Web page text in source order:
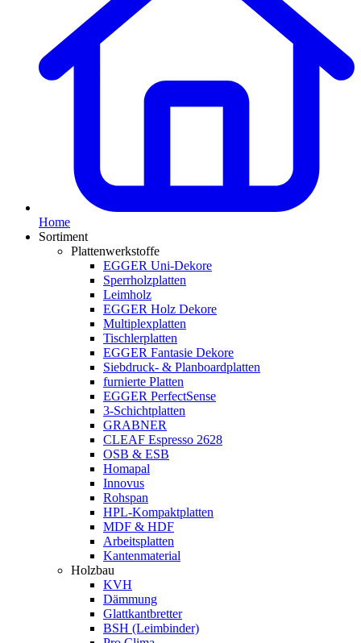
Home
Sortiment
Plattenwerkstoffe
EGGER Uni-Dekore
Sperrholzplatten
Leimholz
EGGER Holz Dekore
Multiplexplatten
Tischlerplatten
EGGER Fantasie Dekore
Siebdruck- & Planboardplatten
furnierte Platten
EGGER PerfectSense
3-Schichtplatten
GRABNER
CLEAF Espresso 2628
OSB & ESB
Homapal
Innovus
Rohspan
HPL-Kompaktplatten
MDF & HDF
Arbeitsplatten
Kantenmaterial
Holzbau
KVH
Dämmung
Glattkantbretter
BSH (Leimbinder)